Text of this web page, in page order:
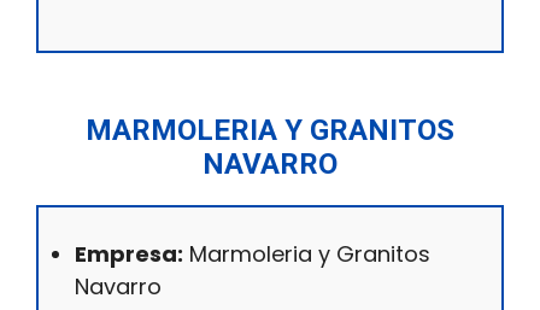
MARMOLERIA Y GRANITOS
NAVARRO
Empresa: Marmoleria y Granitos
Navarro